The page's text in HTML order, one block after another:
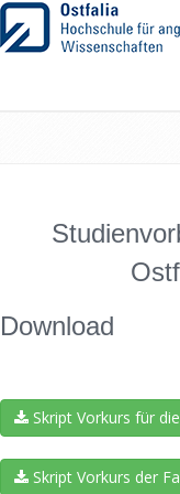
Download
Skript Vorkurs für
Skript Vorkurs der